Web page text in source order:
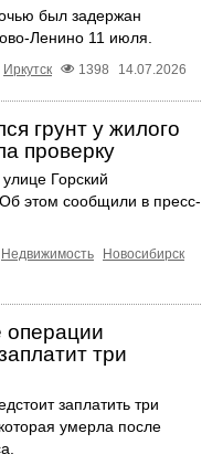
был задержан
11 июля.
Иркутск 1398 14.07.2026
грунт у жилого
проверку
Горский
этом сообщили в пресс-
Недвижимость
Новосибирск
операции
три
заплатить три
умерла после